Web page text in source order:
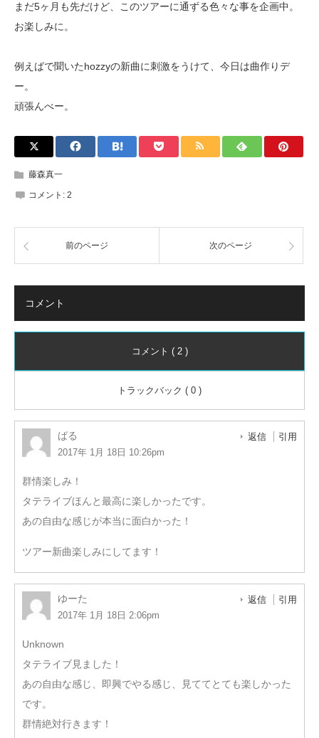
まだ5ヶ月も先だけど、このツアーに通ずる色々な事を企画中。
お楽しみに。
例えばで聞いたhozzyの新曲に刺激をうけて、今日は曲作りデ
ー。
頑張んべー。
藤森真一
コメント: 2
前のページ 次のページ
コメント
コメント ( 2 )
トラックバック ( 0 )
ばる
2017年 1月 18日 10:26pm
返信 引用
群情楽しみ！
タテライブほんと最高に楽しかったです。
あの自由な感じが本当に面白かった！
ツアー新曲楽しみにしてます！
ゆーた
2017年 1月 18日 2:06pm
返信 引用
Unknown
タテライブ見ました！
あの自由な感じ、即興でやる感じ、見ててとても楽しかった
です。
群情絶対行きます！